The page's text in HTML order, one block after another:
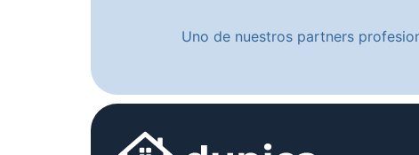
Uno de nuestros partners